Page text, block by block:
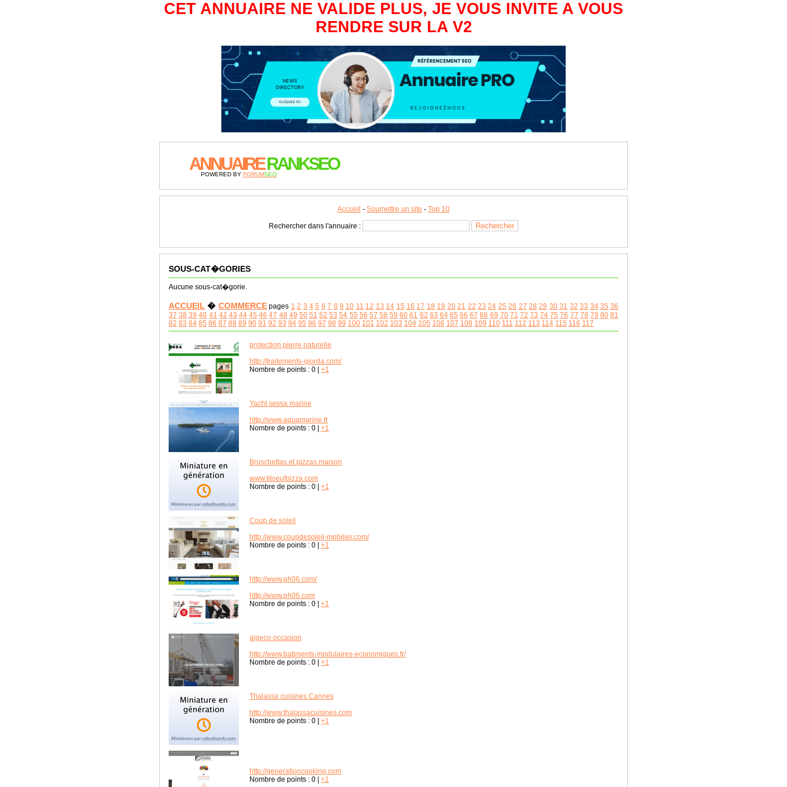
CET ANNUAIRE NE VALIDE PLUS, JE VOUS INVITE A VOUS
RENDRE SUR LA V2
ANNUAIRERANKSEO
POWERED BY FORUMSEO
Accueil - Soumettre un site - Top 10
Rechercher dans l'annuaire :
SOUS-CAT�GORIES
Aucune sous-cat�gorie.
ACCUEIL � COMMERCEpages 1 2 3 4 5 6 7 8 9 10 11 12 13 14 15 16 17 18 19 20 21 22 23 24 25 26 27 28 29 30 31 32 33 34 35 36
37 38 39 40 41 42 43 44 45 46 47 48 49 50 51 52 53 54 55 56 57 58 59 60 61 62 63 64 65 66 67 68 69 70 71 72 73 74 75 76 77 78 79 80 81
82 83 84 85 86 87 88 89 90 91 92 93 94 95 96 97 98 99 100 101 102 103 104 105 106 107 108 109 110 111 112 113 114 115 116 117
protection pierre naturelle
http://traitements-giorda.com/
Nombre de points : 0 +1
Yacht sessa marine
http://www.aquamarine.fr
Nombre de points : 0 +1
Bruschettas et pizzas maison
www.titoeufpizza.com
Nombre de points : 0 +1
Coup de soleil
http://www.coupdesoleil-mobilier.com/
Nombre de points : 0 +1
http://www.ph06.com/
http://www.ph06.com
Nombre de points : 0 +1
algeco occasion
http://www.batiments-modulaires-economiques.fr/
Nombre de points : 0 +1
Thalassa cuisines Cannes
http://www.thalassacuisines.com
Nombre de points : 0 +1
http://generationcooking.com
Nombre de points : 0 +1